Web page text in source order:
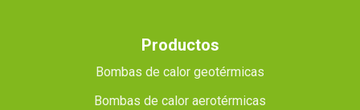
Productos
Bombas de calor geotérmicas
Bombas de calor aerotérmicas